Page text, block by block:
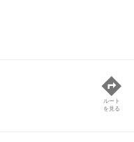
ルート
を見る